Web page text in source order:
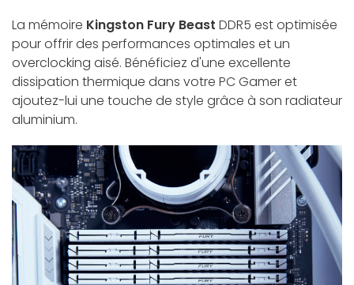
La mémoire Kingston Fury Beast DDR5 est optimisée
pour offrir des performances optimales et un
overclocking aisé. Bénéficiez d'une excellente
dissipation thermique dans votre PC Gamer et
ajoutez-lui une touche de style grâce à son radiateur
aluminium.